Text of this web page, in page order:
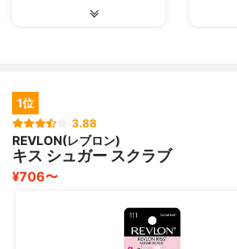
1位
3.88
REVLON(レブロン)
キス シュガー スクラブ
¥706〜